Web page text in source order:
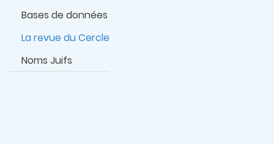
Bases de données
La revue du Cercle
Noms Juifs